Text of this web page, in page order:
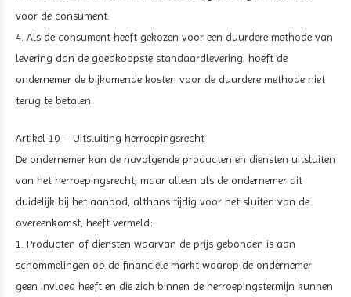
voor de consument.
4. Als de consument heeft gekozen voor een duurdere methode van
levering dan de goedkoopste standaardlevering, hoeft de
ondernemer de bijkomende kosten voor de duurdere methode niet
terug te betalen.
Artikel 10 – Uitsluiting herroepingsrecht
De ondernemer kan de navolgende producten en diensten uitsluiten
van het herroepingsrecht, maar alleen als de ondernemer dit
duidelijk bij het aanbod, althans tijdig voor het sluiten van de
overeenkomst, heeft vermeld:
1. Producten of diensten waarvan de prijs gebonden is aan
schommelingen op de financiële markt waarop de ondernemer
geen invloed heeft en die zich binnen de herroepingstermijn kunnen